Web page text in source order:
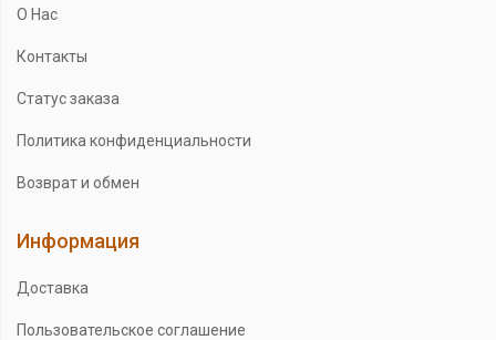
О Нас
Контакты
Статус заказа
Политика конфиденциальности
Возврат и обмен
Информация
Доставка
Пользовательское соглашение